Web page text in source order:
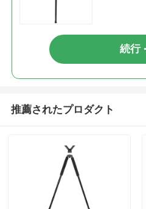
続行
推薦されたプロダクト